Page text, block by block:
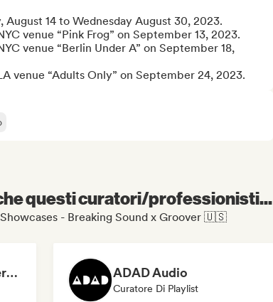
14 to Wednesday August 30, 2023.
venue “Pink Frog” on September 13, 2023.
venue “Berlin Under A” on September 18,
venue “Adults Only” on September 24, 2023.
questi curatori/professionisti...
- Breaking Sound x Groover 🇺🇸
Dreamers Island Entertainment ADAD Audio
Curatore Di Playlist